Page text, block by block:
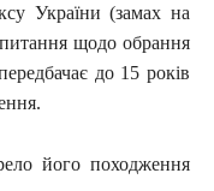
України (замах на
питання щодо обрання
до 15 років
його походження